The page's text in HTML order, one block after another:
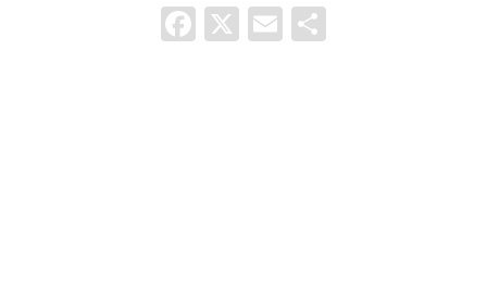
Facebook
X Email